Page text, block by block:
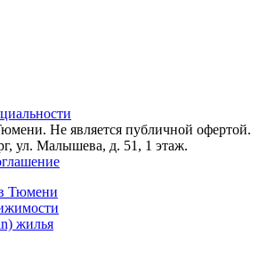
Не является публичной офертой.
ул. Малышева, д. 51, 1 этаж.
Тюмени
жилья